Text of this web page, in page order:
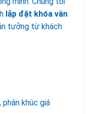
lắp đặt khóa vân
tưởng từ khách
phân khúc giá